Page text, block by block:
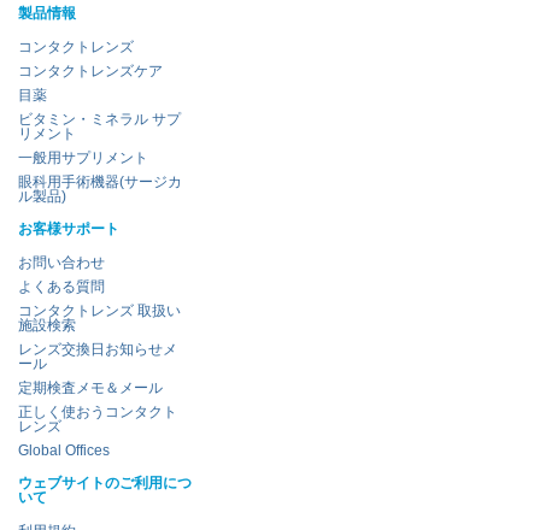
製品情報
コンタクトレンズ
コンタクトレンズケア
目薬
ビタミン・ミネラル サプ
リメント
一般用サプリメント
眼科用手術機器(サージカ
ル製品)
お客様サポート
お問い合わせ
よくある質問
コンタクトレンズ 取扱い
施設検索
レンズ交換日お知らせメ
ール
定期検査メモ＆メール
正しく使おうコンタクト
レンズ
Global Offices
ウェブサイトのご利用につ
いて